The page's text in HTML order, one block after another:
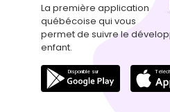
La première application
québécoise qui vous
permet de suivre le
enfant.